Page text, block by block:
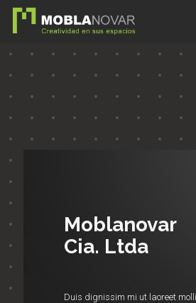
Moblanovar
Cia. Ltda
Duis dignissim mi ut laoreet